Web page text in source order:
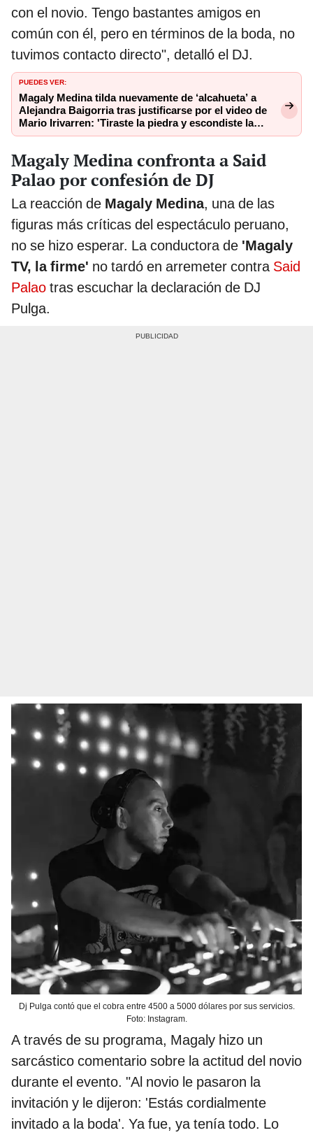
con el novio. Tengo bastantes amigos en
común con él, pero en términos de la boda, no
tuvimos contacto directo", detalló el DJ.
PUEDES VER:
Magaly Medina tilda nuevamente de ‘alcahueta’ a
Alejandra Baigorria tras justificarse por el video de
Mario Irivarren: 'Tiraste la piedra y escondiste la
mano'
Magaly Medina confronta a Said
Palao por confesión de DJ
La reacción de Magaly Medina, una de las
figuras más críticas del espectáculo peruano,
no se hizo esperar. La conductora de 'Magaly
TV, la firme' no tardó en arremeter contra Said
Palao tras escuchar la declaración de DJ
Pulga.
Dj Pulga contó que el cobra entre 4500 a 5000 dólares por sus servicios.
Foto: Instagram.
A través de su programa, Magaly hizo un
sarcástico comentario sobre la actitud del novio
durante el evento. "Al novio le pasaron la
invitación y le dijeron: 'Estás cordialmente
invitado a la boda'. Ya fue, ya tenía todo. Lo